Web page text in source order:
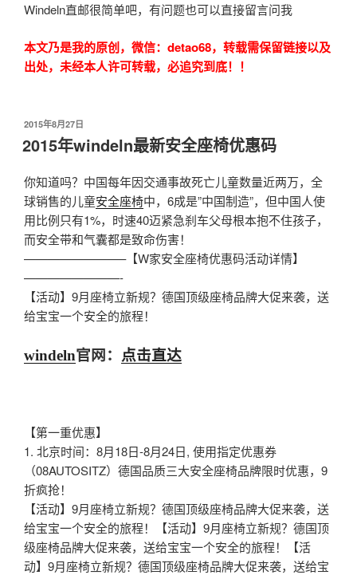
Windeln直邮很简单吧，有问题也可以直接留言问我
本文乃是我的原创，微信：detao68，转载需保留链接以及
出处，未经本人许可转载，必追究到底！！
发
布
于
2015年8月27日
2015年windeln最新安全座椅优惠码
你知道吗？中国每年因交通事故死亡儿童数量近两万，全
球销售的儿童安全座椅中，6成是”中国制造”，但中国人使
用比例只有1%，时速40迈紧急刹车父母根本抱不住孩子，
而安全带和气囊都是致命伤害！
————————–【W家安全座椅优惠码活动详情】
————————-
【活动】9月座椅立新规？德国顶级座椅品牌大促来袭，送
给宝宝一个安全的旅程！
windeln官网： 点击直达
【第一重优惠】
1. 北京时间：8月18日-8月24日, 使用指定优惠券
（08AUTOSITZ）德国品质三大安全座椅品牌限时优惠，9
折疯抢！
【活动】9月座椅立新规？德国顶级座椅品牌大促来袭，送
给宝宝一个安全的旅程！【活动】9月座椅立新规？德国顶
级座椅品牌大促来袭，送给宝宝一个安全的旅程！【活
动】9月座椅立新规？德国顶级座椅品牌大促来袭，送给宝